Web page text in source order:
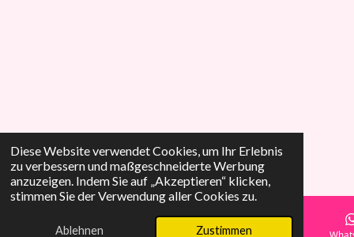
Diese Website verwendet Cookies, um Ihr Erlebnis
zu verbessern und maßgeschneiderte Werbung
anzuzeigen. Indem Sie auf „Akzeptieren“ klicken,
stimmen Sie der Verwendung aller Cookies zu.
Ablehnen Zustimmen